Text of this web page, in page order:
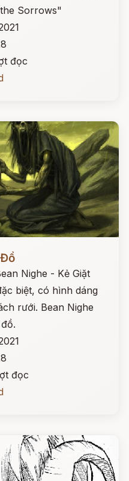
Sorrows"
đọc
Nighe - Kẻ Giặt
biệt, có hình dáng
rưới. Bean Nighe
đọc